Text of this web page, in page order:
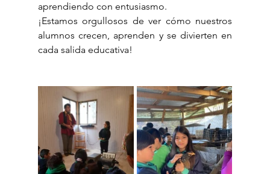
aprendiendo con entusiasmo.
¡Estamos orgullosos de ver cómo nuestros
alumnos crecen, aprenden y se divierten en
cada salida educativa!